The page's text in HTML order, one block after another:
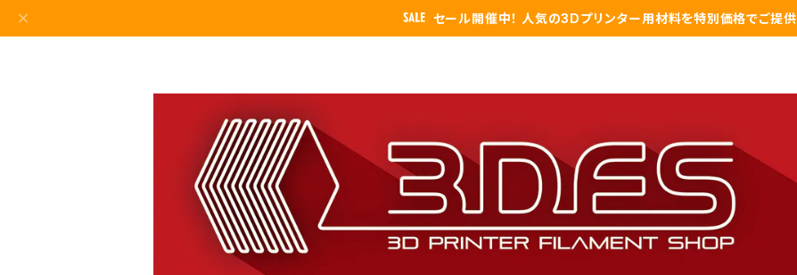
セール開催中！ 人気の3Dプリンター用材料を特別価格でご提供